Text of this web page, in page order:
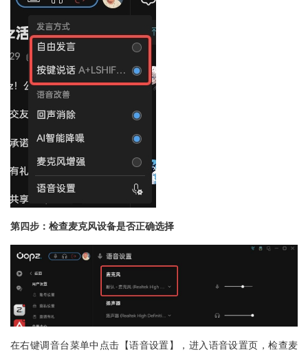
第四步：检查麦克风设备是否正确选择
在右键调音台菜单中点击【语音设置】，进入语音设置页，检查麦